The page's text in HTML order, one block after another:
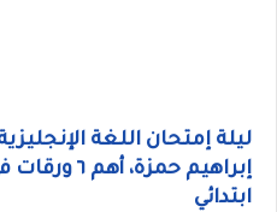
ليلة إمتحان اللغة
إبراهيم
ابتدائي